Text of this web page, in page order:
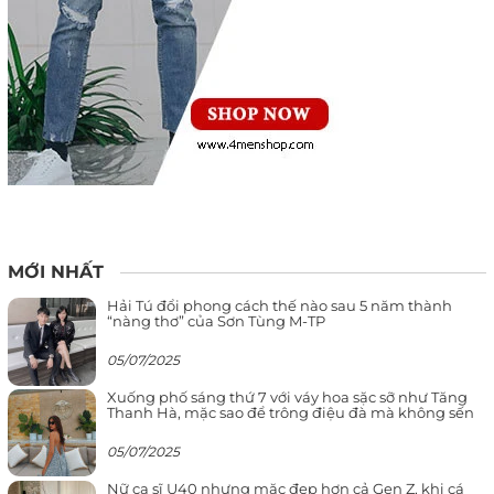
MỚI NHẤT
Hải Tú đổi phong cách thế nào sau 5 năm thành
“nàng thơ” của Sơn Tùng M-TP
05/07/2025
Xuống phố sáng thứ 7 với váy hoa sặc sỡ như Tăng
Thanh Hà, mặc sao để trông điệu đà mà không sến
05/07/2025
Nữ ca sĩ U40 nhưng mặc đẹp hơn cả Gen Z, khi cá